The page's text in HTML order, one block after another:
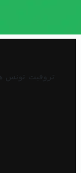
تروفيت تونس